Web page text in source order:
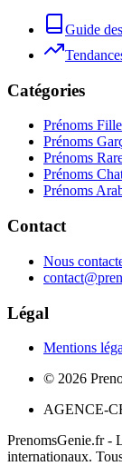
Guide
Catégories
Prénoms Fille
Prénoms
Prénoms
Prénoms
Prénoms
Contact
Nous
Légal
Mentions
© 2026
AGENCE-
PrenomsGenie.fr -
internationaux.